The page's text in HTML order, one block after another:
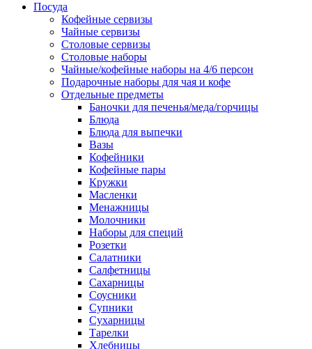
Посуда
Кофейные сервизы
Чайные сервизы
Столовые сервизы
Столовые наборы
Чайные/кофейные наборы на 4/6 персон
Подарочные наборы для чая и кофе
Отдельные предметы
Баночки для печенья/меда/горчицы
Блюда
Блюда для выпечки
Вазы
Кофейники
Кофейные пары
Кружки
Масленки
Менажницы
Молочники
Наборы для специй
Розетки
Салатники
Салфетницы
Сахарницы
Соусники
Супники
Сухарницы
Тарелки
Хлебницы